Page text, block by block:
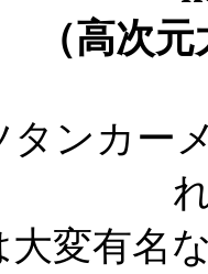
（高次
タンカー
大変有名